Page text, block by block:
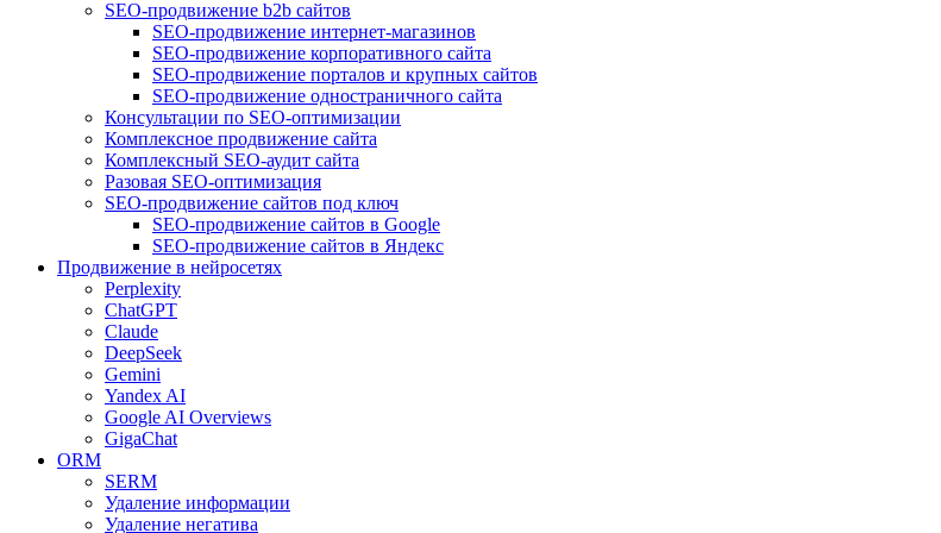
SEO-продвижение b2b сайтов
SEO-продвижение интернет-магазинов
SEO-продвижение корпоративного сайта
SEO-продвижение порталов и крупных сайтов
SEO-продвижение одностраничного сайта
Консультации по SEO-оптимизации
Комплексное продвижение сайта
Комплексный SEO-аудит сайта
Разовая SEO-оптимизация
SEO-продвижение сайтов под ключ
SEO-продвижение сайтов в Google
SEO-продвижение сайтов в Яндекс
Продвижение в нейросетях
Perplexity
ChatGPT
Claude
DeepSeek
Gemini
Yandex AI
Google AI Overviews
GigaChat
ORM
SERM
Удаление информации
Удаление негатива